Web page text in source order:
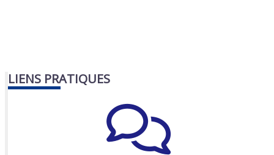
LIENS PRATIQUES